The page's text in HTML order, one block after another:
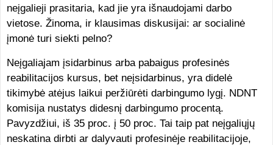
neįgalieji prasitaria, kad jie yra išnaudojami darbo
vietose. Žinoma, ir klausimas diskusijai: ar socialinė
įmonė turi siekti pelno?
Neįgaliajam įsidarbinus arba pabaigus profesinės
reabilitacijos kursus, bet neįsidarbinus, yra didelė
tikimybė atėjus laikui peržiūrėti darbingumo lygį. NDNT
komisija nustatys didesnį darbingumo procentą.
Pavyzdžiui, iš 35 proc. į 50 proc. Tai taip pat neįgaliųjų
neskatina dirbti ar dalyvauti profesinėje reabilitacijoje,